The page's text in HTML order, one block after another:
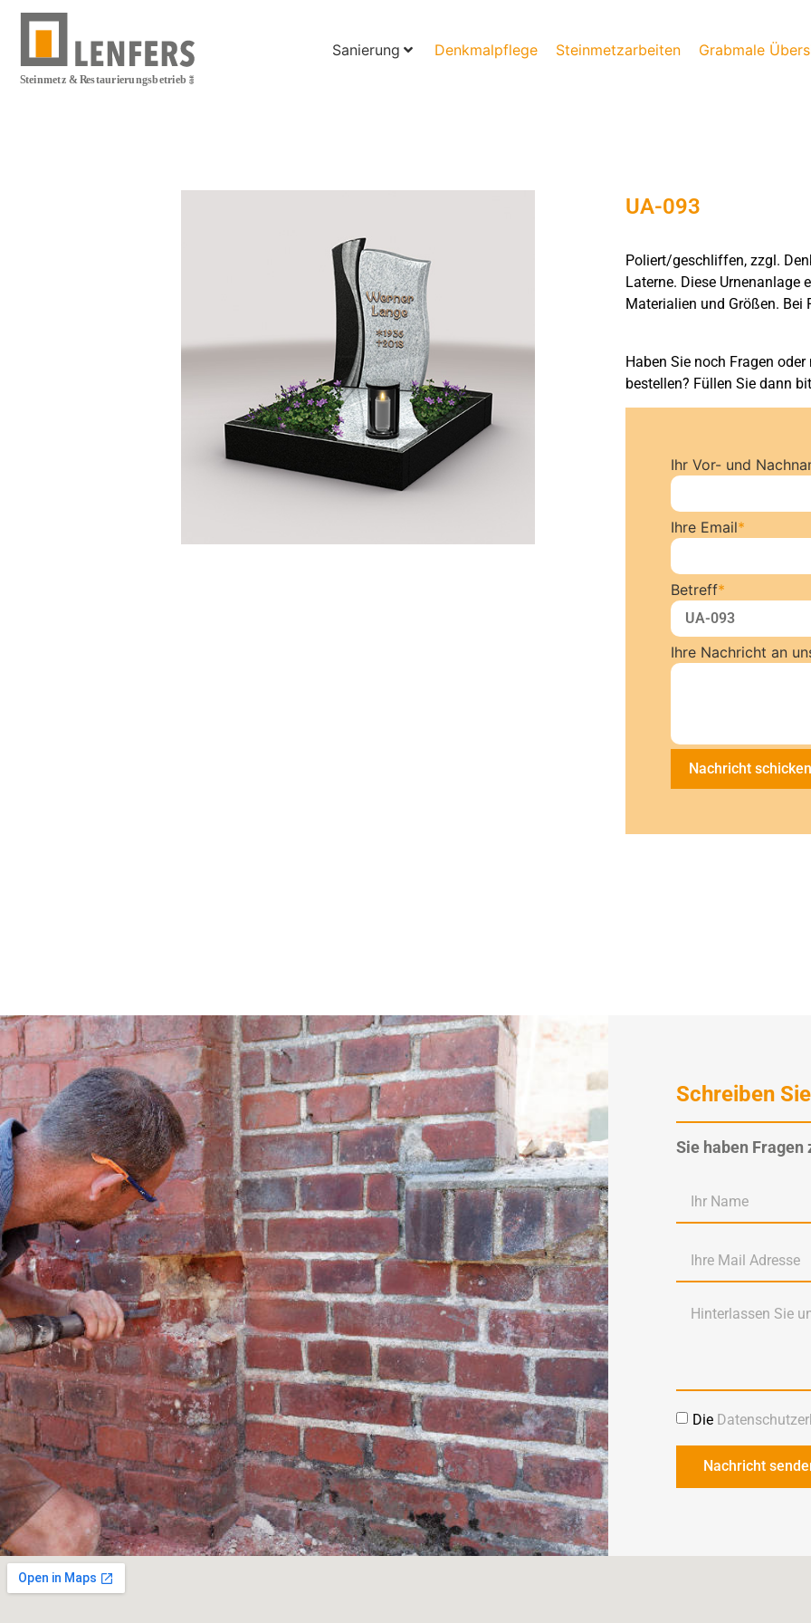
Sanierung Denkmalpflege Steinmetzarbeiten Grabmale
UA-093
Poliert/geschliffen, zzgl.
Laterne. Diese Urnenanlage
Materialien und Größen. Bei
Haben Sie noch Fragen
bestellen? Füllen Sie dann
Ihr Vor- und
Ihre Email*
Betreff*
Ihre Nachricht an
Nachricht schicken
Schreiben
Sie haben Fragen
Die
Nachricht